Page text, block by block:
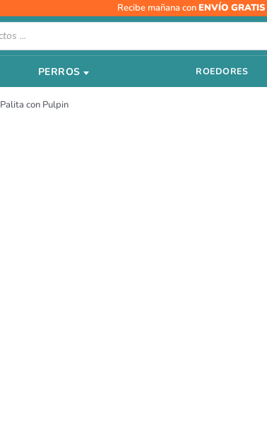
Recibe mañana conENVÍO GRATIS
PERROS ROEDORES
Palita con Pulpin